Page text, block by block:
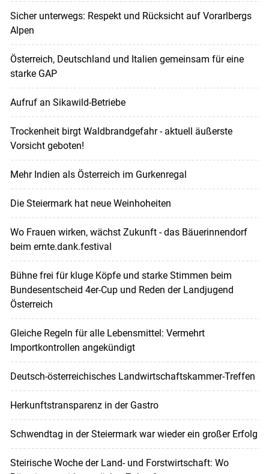
Sicher unterwegs: Respekt und Rücksicht auf Vorarlbergs
Alpen
Österreich, Deutschland und Italien gemeinsam für eine
starke GAP
Aufruf an Sikawild-Betriebe
Trockenheit birgt Waldbrandgefahr - aktuell äußerste
Vorsicht geboten!
Mehr Indien als Österreich im Gurkenregal
Die Steiermark hat neue Weinhoheiten
Wo Frauen wirken, wächst Zukunft - das Bäuerinnendorf
beim ernte.dank.festival
Bühne frei für kluge Köpfe und starke Stimmen beim
Bundesentscheid 4er-Cup und Reden der Landjugend
Österreich
Gleiche Regeln für alle Lebensmittel: Vermehrt
Importkontrollen angekündigt
Deutsch-österreichisches Landwirtschaftskammer-Treffen
Herkunftstransparenz in der Gastro
Schwendtag in der Steiermark war wieder ein großer Erfolg
Steirische Woche der Land- und Forstwirtschaft: Wo